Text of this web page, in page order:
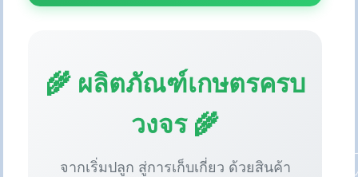
🌾 ผลิตภัณฑ์เกษตรครบ
วงจร 🌾
จากเริ่มปลูก สู่การเก็บเกี่ยว ด้วยสินค้า